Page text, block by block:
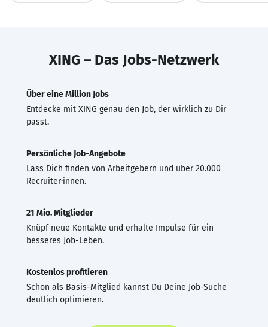
XING – Das Jobs-Netzwerk
Über eine Million Jobs
Entdecke mit XING genau den Job, der wirklich zu Dir
passt.
Persönliche Job-Angebote
Lass Dich finden von Arbeitgebern und über 20.000
Recruiter·innen.
21 Mio. Mitglieder
Knüpf neue Kontakte und erhalte Impulse für ein
besseres Job-Leben.
Kostenlos profitieren
Schon als Basis-Mitglied kannst Du Deine Job-Suche
deutlich optimieren.